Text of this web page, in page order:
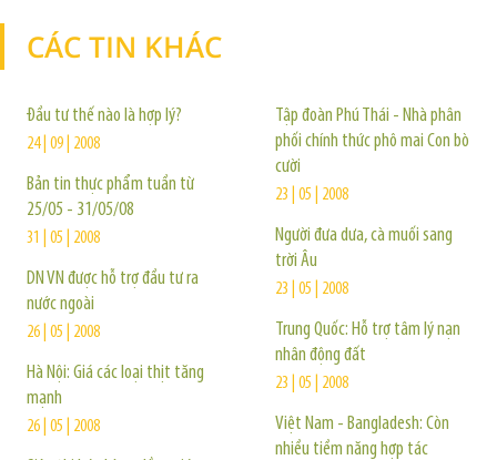
CÁC TIN KHÁC
Đầu tư thế nào là hợp lý?
24 | 09 | 2008
Bản tin thực phẩm tuần từ
25/05 - 31/05/08
31 | 05 | 2008
DN VN được hỗ trợ đầu tư ra
nước ngoài
26 | 05 | 2008
Hà Nội: Giá các loại thịt tăng
mạnh
26 | 05 | 2008
Tập đoàn Phú Thái - Nhà phân
phối chính thức phô mai Con bò
cười
23 | 05 | 2008
Người đưa dưa, cà muối sang
trời Âu
23 | 05 | 2008
Trung Quốc: Hỗ trợ tâm lý nạn
nhân động đất
23 | 05 | 2008
Việt Nam - Bangladesh: Còn
nhiều tiềm năng hợp tác